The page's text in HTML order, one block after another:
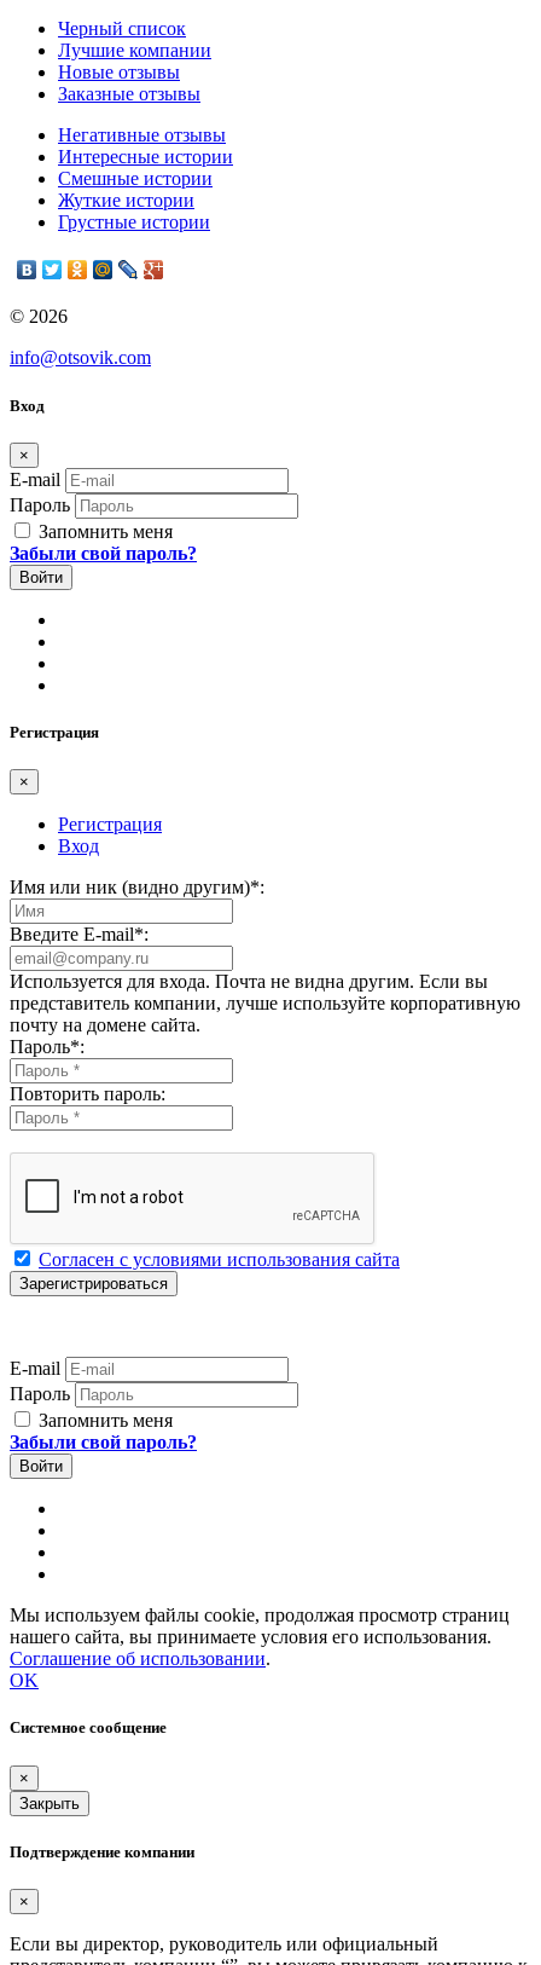
Черный список
Лучшие компании
Новые отзывы
Заказные отзывы
Негативные отзывы
Интересные истории
Смешные истории
Жуткие истории
Грустные истории
© 2026
info@otsovik.com
Вход
×
E-mail
Пароль
Запомнить меня
Забыли свой пароль?
Регистрация
×
Регистрация
Вход
Имя или ник (видно другим)*:
Введите E-mail*:
Используется для входа. Почта не видна другим. Если вы
представитель компании, лучше используйте корпоративную
почту на домене сайта.
Пароль*:
Повторить пароль:
Согласен с условиями использования сайта
E-mail
Пароль
Запомнить меня
Забыли свой пароль?
Мы используем файлы cookie, продолжая просмотр страниц
нашего сайта, вы принимаете условия его использования.
Соглашение об использовании.
OK
Системное сообщение
×
Закрыть
Подтверждение компании
×
Если вы директор, руководитель или официальный